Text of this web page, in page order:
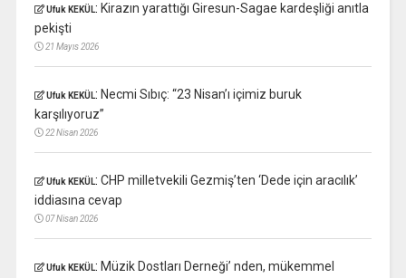
Ufuk KEKÜL: Kirazın yarattığı Giresun-Sagae kardeşliği anıtla
pekişti
21 Mayıs 2026
Ufuk KEKÜL: Necmi Sıbıç: “23 Nisan’ı içimiz buruk
karşılıyoruz”
22 Nisan 2026
Ufuk KEKÜL: CHP milletvekili Gezmiş’ten ‘Dede için aracılık’
iddiasına cevap
07 Nisan 2026
Ufuk KEKÜL: Müzik Dostları Derneği’ nden, mükemmel